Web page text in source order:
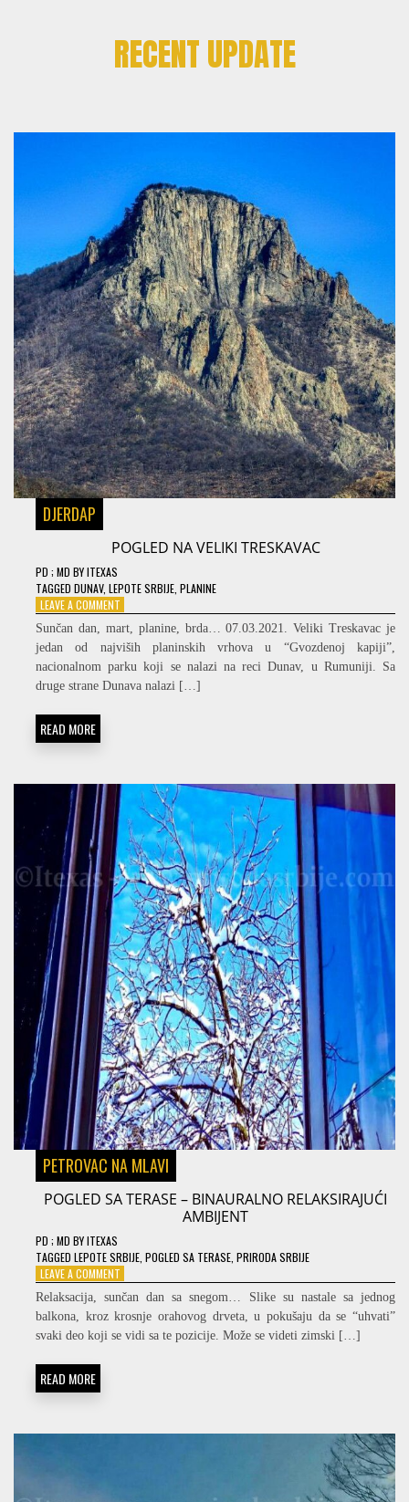
RECENT UPDATE
DJERDAP
POGLED NA VELIKI TRESKAVAC
PD ; MD BYITEXAS
TAGGED DUNAV, LEPOTE SRBIJE PLANINE
LEAVE A COMMENT
POGLED
NA
VELIKI
TRESKAVAC
Sunčan dan, mart, planine, brda… 07.03.2021. Veliki Treskavac je
jedan od najviših planinskih vrhova u “Gvozdenoj kapiji”,
nacionalnom parku koji se nalazi na reci Dunav, u Rumuniji. Sa
druge strane Dunava nalazi […]
READ MORE
PETROVAC NA MLAVI
POGLED SA TERASE – BINAURALNO RELAKSIRAJUĆI
AMBIJENT
PD ; MD BYITEXAS
TAGGED LEPOTE SRBIJE POGLED SA TERASE PRIRODA SRBIJE
LEAVE A COMMENT
POGLED
SA
TERASE
–
Relaksacija, sunčan dan sa snegom… Slike su nastale sa jednog
balkona, kroz krosnje orahovog drveta, u pokušaju da se “uhvati”
svaki deo koji se vidi sa te pozicije. Može se videti zimski […]
READ MORE